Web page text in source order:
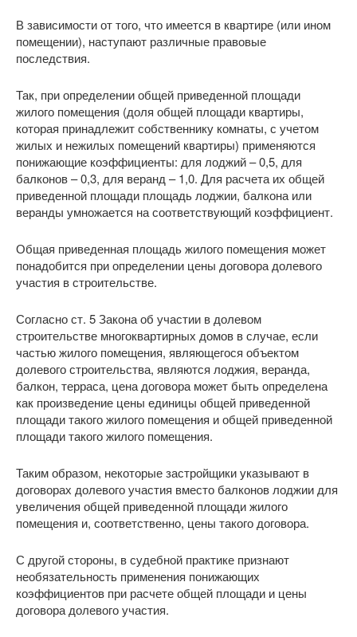
В зависимости от того, что имеется в квартире (или ином
помещении), наступают различные правовые
последствия.
Так, при определении общей приведенной площади
жилого помещения (доля общей площади квартиры,
которая принадлежит собственнику комнаты, с учетом
жилых и нежилых помещений квартиры) применяются
понижающие коэффициенты: для лоджий – 0,5, для
балконов – 0,3, для веранд – 1,0. Для расчета их общей
приведенной площади площадь лоджии, балкона или
веранды умножается на соответствующий коэффициент.
Общая приведенная площадь жилого помещения может
понадобится при определении цены договора долевого
участия в строительстве.
Согласно ст. 5 Закона об участии в долевом
строительстве многоквартирных домов в случае, если
частью жилого помещения, являющегося объектом
долевого строительства, являются лоджия, веранда,
балкон, терраса, цена договора может быть определена
как произведение цены единицы общей приведенной
площади такого жилого помещения и общей приведенной
площади такого жилого помещения.
Таким образом, некоторые застройщики указывают в
договорах долевого участия вместо балконов лоджии для
увеличения общей приведенной площади жилого
помещения и, соответственно, цены такого договора.
С другой стороны, в судебной практике признают
необязательность применения понижающих
коэффициентов при расчете общей площади и цены
договора долевого участия.